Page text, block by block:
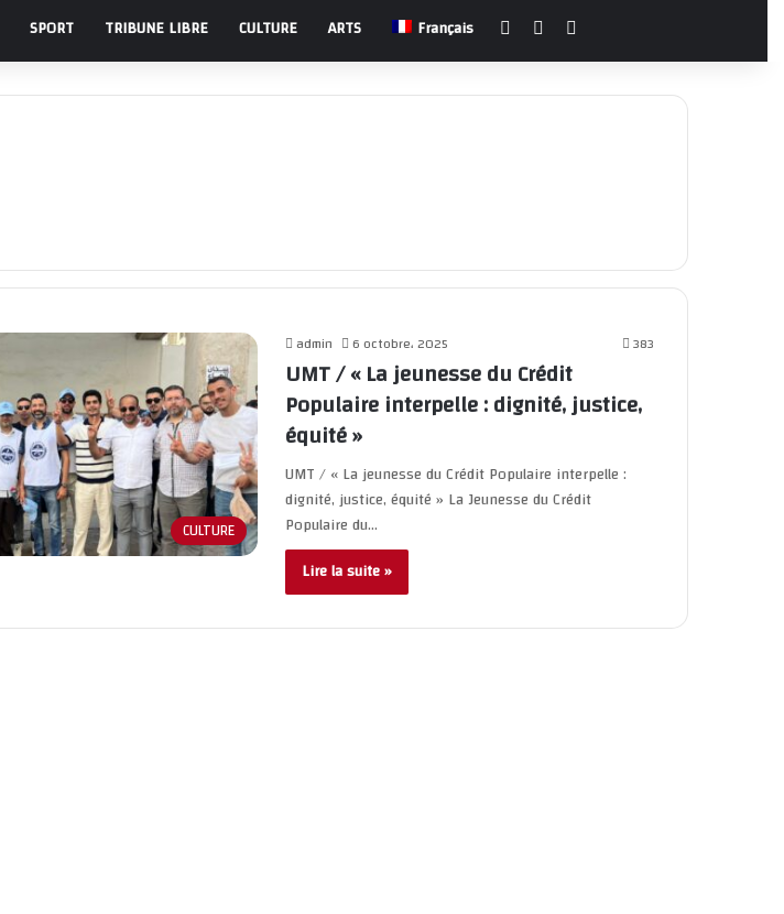
SPORT TRIBUNE LIBRE CULTURE ARTS Français FacebookYouTube
CULTURE
admin 6 octobre، 2025 383
UMT / « La jeunesse du Crédit
Populaire interpelle : dignité, justice,
équité »
UMT / « La jeunesse du Crédit Populaire interpelle :
dignité, justice, équité » La Jeunesse du Crédit
Populaire du…
Lire la suite »